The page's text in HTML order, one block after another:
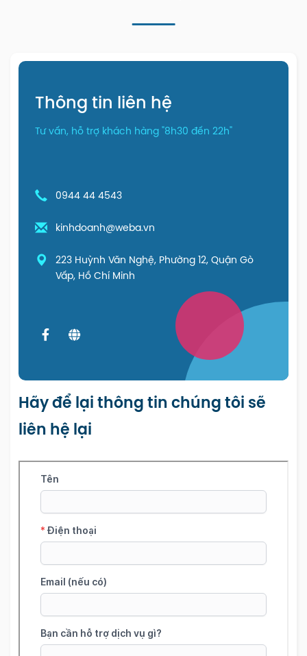
Thông tin liên hệ
Tư vấn, hỗ trợ khách hàng "8h30 đến 22h"
0944 44 4543
kinhdoanh@weba.vn
223 Huỳnh Văn Nghệ, Phường 12, Quận Gò
Vấp, Hồ Chí Minh
Hãy để lại thông tin chúng tôi sẽ
liên hệ lại